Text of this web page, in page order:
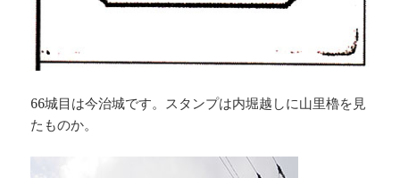
66城目は今治城です。スタンプは内堀越しに山里櫓を見
たものか。